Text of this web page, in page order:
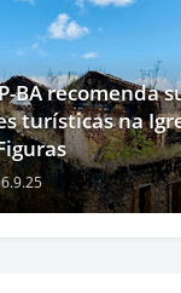
BA recomenda
turísticas na